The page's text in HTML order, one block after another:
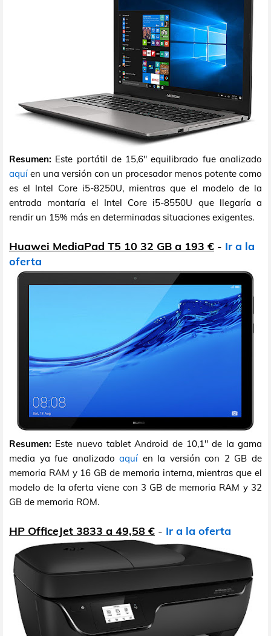
Resumen: Este portátil de 15,6" equilibrado fue analizado
aquí en una versión con un procesador menos potente como
es el Intel Core i5-8250U, mientras que el modelo de la
entrada montaría el Intel Core i5-8550U que llegaría a
rendir un 15% más en determinadas situaciones exigentes.
Huawei MediaPad T5 10 32 GB a 193 € - Ir a la
oferta
Resumen: Este nuevo tablet Android de 10,1" de la gama
media ya fue analizadoaquí en la versión con 2 GB de
memoria RAM y 16 GB de memoria interna, mientras que el
modelo de la oferta viene con 3 GB de memoria RAM y 32
GB de memoria ROM.
HP OfficeJet 3833 a 49,58 € - Ir a la oferta